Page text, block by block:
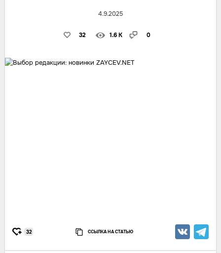
4.9.2025
32 1.6 K 0
32 ССЫЛКА НА СТАТЬЮ